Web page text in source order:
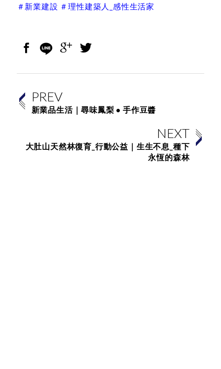
＃新業建設 ＃理性建築人_感性生活家
PREV
新業品生活｜尋味鳳梨 • 手作豆醬
NEXT
大肚山天然林復育_行動公益｜生生不息_種下
永恆的森林